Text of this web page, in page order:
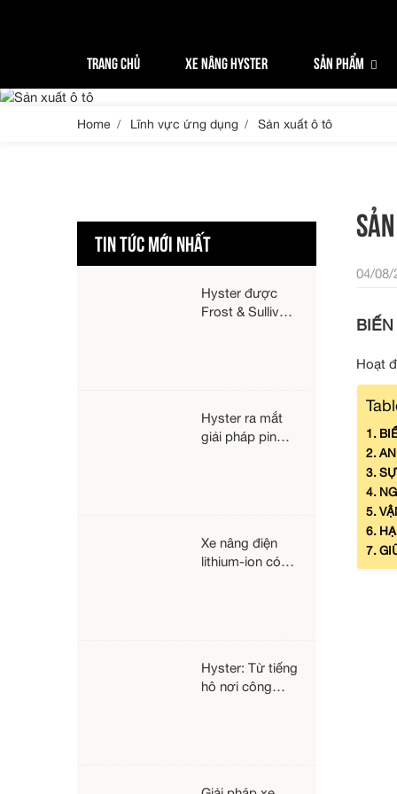
Xe nâng Hyster
Xe nâng cho thuê
TRANG CHỦ XE NÂNG HYSTER SẢN PHẨM
Home Lĩnh vực ứng dụng Sản xuất ô tô
TIN TỨC MỚI NHẤT
Hyster được
Frost & Sullivan
Hyster ra mắt
giải pháp pin
Xe nâng điện
lithium-ion có
Hyster: Từ tiếng
hô nơi công
04/08/
Hoạt